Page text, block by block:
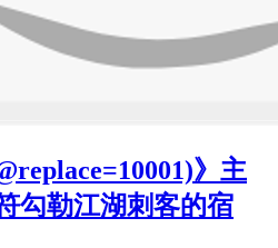
》主
勾勒江湖刺客的宿